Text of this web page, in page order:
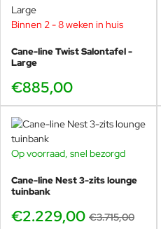
Binnen 2 - 8 weken in huis
Cane-line Twist Salontafel -
Large
€885,00
-40%
Op voorraad, snel bezorgd
Cane-line Nest 3-zits lounge
tuinbank
€2.229,00 €3.715,00